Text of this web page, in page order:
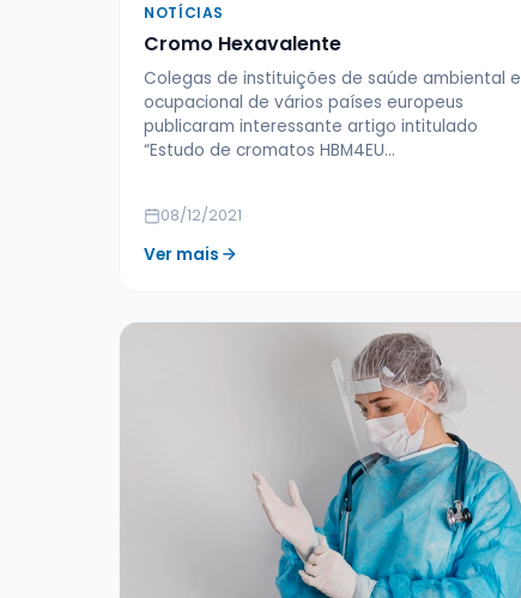
NOTÍCIAS
Cromo Hexavalente
Colegas de instituições de saúde ambiental e
ocupacional de vários países europeus
publicaram interessante artigo intitulado
“Estudo de cromatos HBM4EU…
08/12/2021
Ver mais